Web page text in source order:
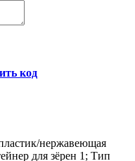
код
нержавеющая
для зёрен 1; Тип